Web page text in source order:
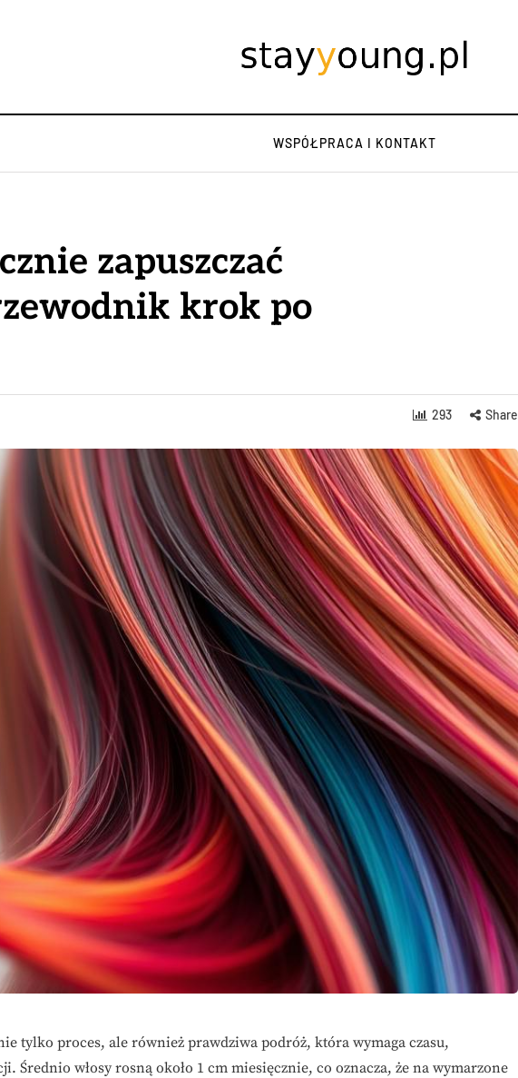
WSPÓŁPRACA I KONTAKT
zapuszczać
krok po
293 Share
tylko proces, ale również prawdziwa podróż, która wymaga czasu,
Średnio włosy rosną około 1 cm miesięcznie, co oznacza, że na wymarzone